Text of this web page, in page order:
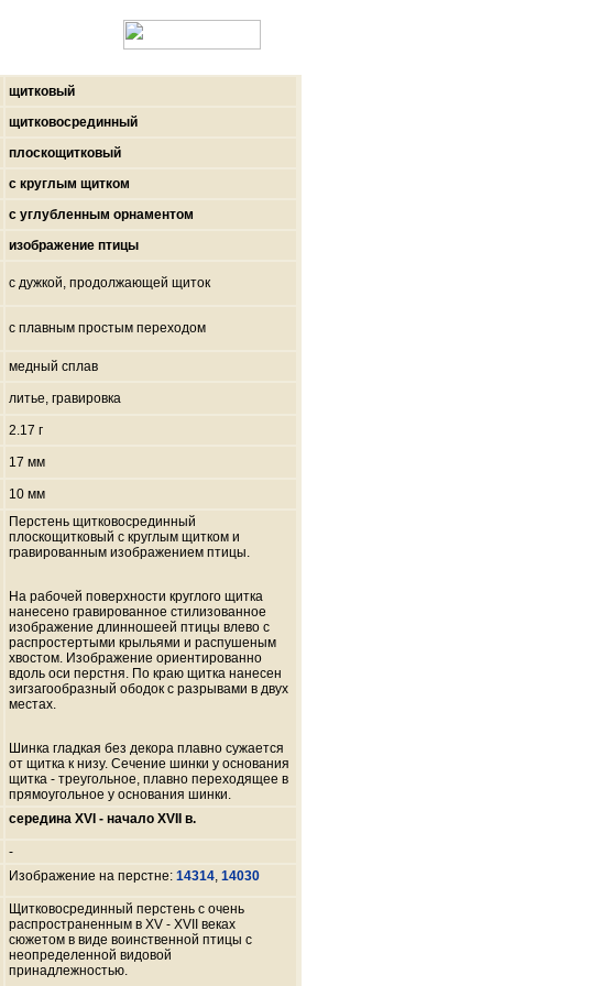
щитковый
щитковосрединный
плоскощитковый
с круглым щитком
с углубленным орнаментом
изображение птицы
с дужкой, продолжающей щиток
с плавным простым переходом
медный сплав
литье, гравировка
2.17 г
17 мм
10 мм
Перстень щитковосрединный
плоскощитковый с круглым щитком и
гравированным изображением птицы.
На рабочей поверхности круглого щитка
нанесено гравированное стилизованное
изображение длинношеей птицы влево с
распростертыми крыльями и распушеным
хвостом. Изображение ориентированно
вдоль оси перстня. По краю щитка нанесен
зигзагообразный ободок с разрывами в двух
местах.
Шинка гладкая без декора плавно сужается
от щитка к низу. Сечение шинки у основания
щитка - треугольное, плавно переходящее в
прямоугольное у основания шинки.
середина XVI - начало XVII в.
-
Изображение на перстне: 14314, 14030
Щитковосрединный перстень с очень
распространенным в XV - XVII веках
сюжетом в виде воинственной птицы с
неопределенной видовой
принадлежностью.